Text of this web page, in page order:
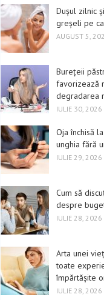
Dușul zilnic
greșeli pe
AUGUST 5,
Burețeii
favorizează
degradarea
IULIE 30, 2026
Oja închisă
unghia fără
IULIE 29, 2026
Cum să
despre
IULIE 28, 2026
Arta unei
toate
împărtășite
IULIE 28, 2026